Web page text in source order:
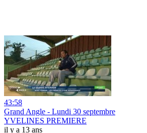
43:58
Grand Angle - Lundi 30 septembre
YVELINES PREMIERE
il y a 13 ans